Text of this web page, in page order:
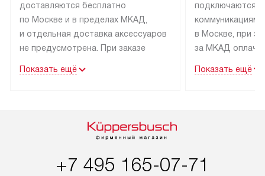
доставляются бесплатно
по Москве и в пределах МКАД,
и отдельная доставка аксессуаров
не предусмотрена. При заказе
рекомендуем обсудить
быть отправлены покупателю
интересен товар «Под заказ»,
Показать ещё
подключаются к
коммуникациям
в Москве, при
за МКАД
партнера
по монтажу
Показать ещё
+7 495 165-07-71